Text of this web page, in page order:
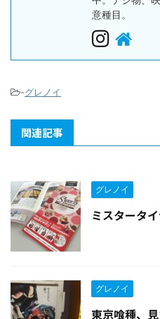
意種目。
-グレノイ
関連記事
グレノイ
ミスタータ
グレノイ
東京喰種、